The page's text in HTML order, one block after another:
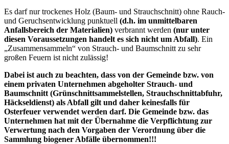
Es darf nur trockenes Holz (Baum- und Strauchschnitt) ohne Rauch-
und Geruchsentwicklung punktuell (d.h. im unmittelbaren
Anfallsbereich der Materialien) verbrannt werden (nur unter
diesen Voraussetzungen handelt es sich nicht um Abfall). Ein
„Zusammensammeln“ von Strauch- und Baumschnitt zu sehr
großen Feuern ist nicht zulässig!
Dabei ist auch zu beachten, dass von der Gemeinde bzw. von
einem privaten Unternehmen abgeholter Strauch- und
Baumschnitt (Grünschnittsammelstellen, Strauchschnittabfuhr,
Häckseldienst) als Abfall gilt und daher keinesfalls für
Osterfeuer verwendet werden darf. Die Gemeinde bzw. das
Unternehmen hat mit der Übernahme die Verpflichtung zur
Verwertung nach den Vorgaben der Verordnung über die
Sammlung biogener Abfälle übernommen!!!